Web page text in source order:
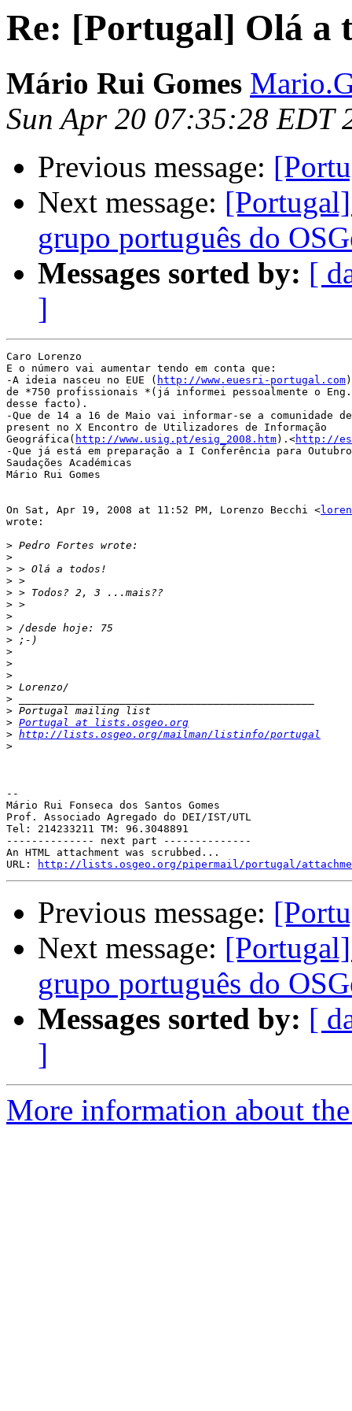
Re: [Portugal] Olá a
Mário Rui Gomes
Sun Apr 20 07:35:28 EDT
Previous message:
Next message: [Portugal]
grupo português do
Messages sorted by: [
]
Caro Lorenzo
E o número vai aumentar tendo em conta que:
-A ideia nasceu no EUE ( http://www.euesri-portugal.com
de *750 profissionais *(já informei pessoalmente o
desse facto).
-Que de 14 a 16 de Maio vai informar-se a comunidade
present no X Encontro de Utilizadores de Informação
Geográfica( http://www.usig.pt/esig_2008.htm).<http://
-Que já está em preparação a I Conferência para
Saudações Académicas
Mário Rui Gomes
On Sat, Apr 19, 2008 at 11:52 PM, Lorenzo Becchi <
wrote:
>
>
>
>
>
>
>
>
>
>
>
>
>
>
>
> Portugal at lists.osgeo.org
> http://lists.osgeo.org/mailman/listinfo/portugal
>
--
Mário Rui Fonseca dos Santos Gomes
Prof. Associado Agregado do DEI/IST/UTL
Tel: 214233211 TM: 96.3048891
-------------- next part --------------
An HTML attachment was scrubbed...
URL:
http://lists.osgeo.org/pipermail/portugal/
Previous message:
Next message: [Portugal]
grupo português do
Messages sorted by: [
]
More information about